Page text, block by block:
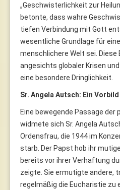
„Geschwisterlichkeit zur
betonte, dass wahre
tiefen Verbindung mit Gott
wesentliche Grundlage für
menschlichere Welt sei.
angesichts globaler Krisen
eine besondere Dringlichkeit.
Sr. Angela Autsch: Ein
Eine bewegende Passage
widmete sich Sr. Angela
Ordensfrau, die 1944 im
starb. Der Papst hob ihr
bereits vor ihrer Verhaftung
zeigte. Sie ermutigte andere,
regelmäßig die Eucharistie zu